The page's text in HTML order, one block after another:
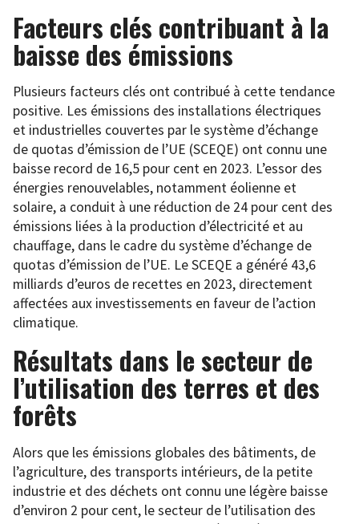
Facteurs clés contribuant à la
baisse des émissions
Plusieurs facteurs clés ont contribué à cette tendance
positive. Les émissions des installations électriques
et industrielles couvertes par le système d’échange
de quotas d’émission de l’UE (SCEQE) ont connu une
baisse record de 16,5 pour cent en 2023. L’essor des
énergies renouvelables, notamment éolienne et
solaire, a conduit à une réduction de 24 pour cent des
émissions liées à la production d’électricité et au
chauffage, dans le cadre du système d’échange de
quotas d’émission de l’UE. Le SCEQE a généré 43,6
milliards d’euros de recettes en 2023, directement
affectées aux investissements en faveur de l’action
climatique.
Résultats dans le secteur de
l’utilisation des terres et des
forêts
Alors que les émissions globales des bâtiments, de
l’agriculture, des transports intérieurs, de la petite
industrie et des déchets ont connu une légère baisse
d’environ 2 pour cent, le secteur de l’utilisation des